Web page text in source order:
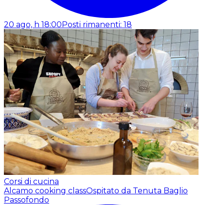
20 ago, h 18:00Posti rimanenti: 18
Corsi di cucina
Alcamo cooking classOspitato da Tenuta Baglio
Passofondo